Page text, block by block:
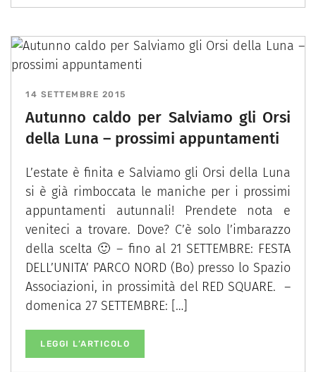
14 SETTEMBRE 2015
Autunno caldo per Salviamo gli Orsi
della Luna – prossimi appuntamenti
L’estate è finita e Salviamo gli Orsi della Luna
si è già rimboccata le maniche per i prossimi
appuntamenti autunnali! Prendete nota e
veniteci a trovare. Dove? C’è solo l’imbarazzo
della scelta 🙂 – fino al 21 SETTEMBRE: FESTA
DELL’UNITA’ PARCO NORD (Bo) presso lo Spazio
Associazioni, in prossimità del RED SQUARE. –
domenica 27 SETTEMBRE: […]
LEGGI L’ARTICOLO